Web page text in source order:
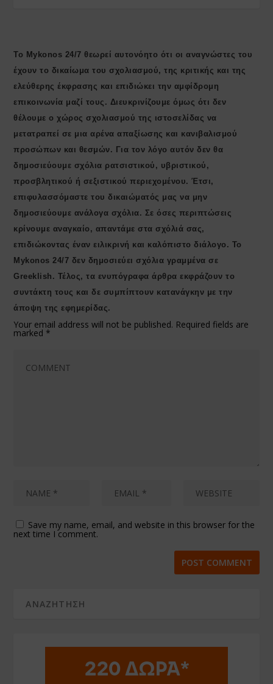
Το Mykonos 24/7 θεωρεί αυτονόητο ότι οι αναγνώστες του
έχουν το δικαίωμα του σχολιασμού, της κριτικής και της
ελεύθερης έκφρασης και επιδιώκει την αμφίδρομη
επικοινωνία μαζί τους. Διευκρινίζουμε όμως ότι δεν
θέλουμε ο χώρος σχολιασμού της ιστοσελίδας να
μετατραπεί σε μια αρένα απαξίωσης και κανιβαλισμού
προσώπων και θεσμών. Για τον λόγο αυτόν δεν θα
δημοσιεύουμε σχόλια ρατσιστικού, υβριστικού,
προσβλητικού ή σεξιστικού περιεχομένου. Έτσι,
επιφυλασσόμαστε του δικαιώματός μας να μην
δημοσιεύουμε ανάλογα σχόλια. Σε όσες περιπτώσεις
κρίνουμε αναγκαίο, απαντάμε στα σχόλιά σας,
επιδιώκοντας έναν ειλικρινή και καλόπιστο διάλογο. Το
Μykonos 24/7 δεν δημοσιεύει σχόλια γραμμένα σε
Greeklish. Τέλος, τα ενυπόγραφα άρθρα εκφράζουν το
συντάκτη τους και δε συμπίπτουν κατανάγκην με την
άποψη της εφημερίδας.
Your email address will not be published. Required fields are
marked *
Save my name, email, and website in this browser for the
next time I comment.